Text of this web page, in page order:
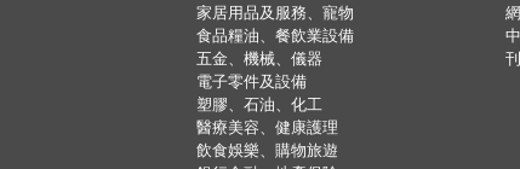
家居用品及服務、寵物
食品糧油、餐飲業設備
五金、機械、儀器
電子零件及設備
塑膠、石油、化工
醫療美容、健康護理
飲食娛樂、購物旅遊